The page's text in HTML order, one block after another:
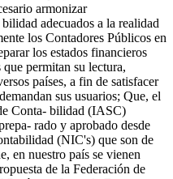
armonizar
adecuados a la realidad
los Contadores Públicos en
los estados financieros
permitan su lectura,
países, a fin de satisfacer
sus usuarios; Que, el
Conta- bilidad (IASC)
rado y aprobado desde
(NIC's) que son de
en nuestro país se vienen
de la Federación de